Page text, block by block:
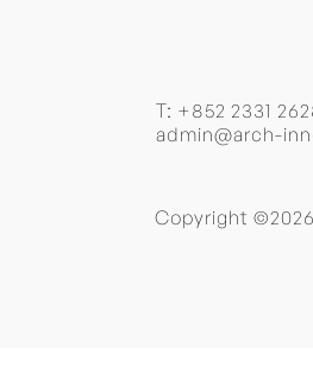
T: +852 2331
admin@arch-
Copyright